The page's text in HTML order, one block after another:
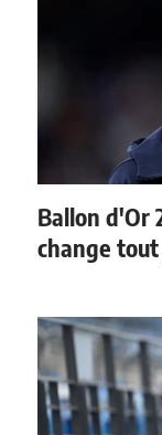
Ballon d'Or
change